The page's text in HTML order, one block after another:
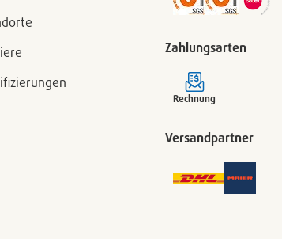
Zahlungsarten
Rechnung
Versandpartner